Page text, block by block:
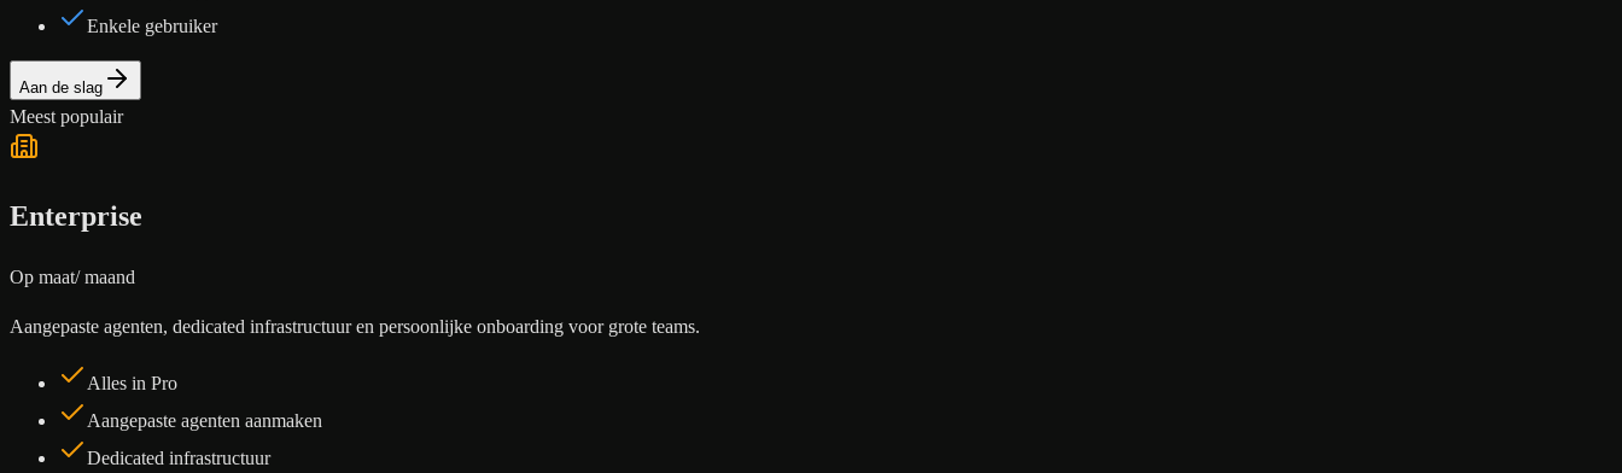
Enkele gebruiker
Aan de slag
Meest populair
Enterprise
Op maat/ maand
Aangepaste agenten, dedicated infrastructuur en persoonlijke onboarding voor grote teams.
Alles in Pro
Aangepaste agenten aanmaken
Dedicated infrastructuur